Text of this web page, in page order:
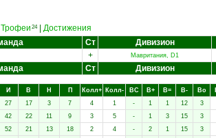
Трофеи 24| Достижения
Ст Дивизион
+ Мавритания, D1
Ст Дивизион
И В Н П Колл+ Колл- ВC В+ В= В- Вo
27 17 3 7 4 1 - 1 1 12
3
42 22 11 9 3 5 - 1 3 15
3
52 21 13 18 2 4 - 2 1 15
3